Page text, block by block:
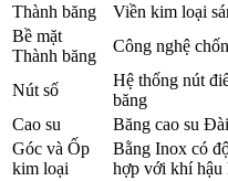
Thành băng
Viền kim loại
Bề mặt
Thành băng
Công nghệ
Nút số
Hệ thống nút
băng
Cao su
Băng cao su
Góc và Ốp
kim loại
Bằng Inox có
hợp với khí hậu